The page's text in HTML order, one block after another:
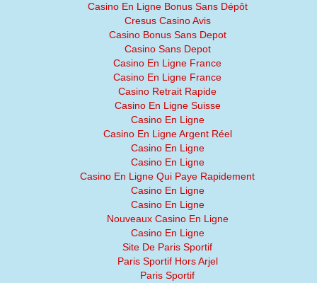
Casino En Ligne Bonus Sans Dépôt
Cresus Casino Avis
Casino Bonus Sans Depot
Casino Sans Depot
Casino En Ligne France
Casino En Ligne France
Casino Retrait Rapide
Casino En Ligne Suisse
Casino En Ligne
Casino En Ligne Argent Réel
Casino En Ligne
Casino En Ligne
Casino En Ligne Qui Paye Rapidement
Casino En Ligne
Casino En Ligne
Nouveaux Casino En Ligne
Casino En Ligne
Site De Paris Sportif
Paris Sportif Hors Arjel
Paris Sportif